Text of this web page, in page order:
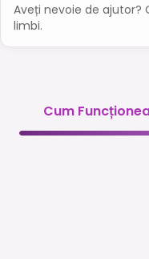
Aveți nevoie de
limbi.
Cum